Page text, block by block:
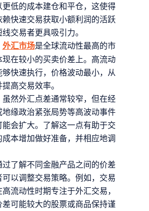
更低的成本建仓和平仓，这使得
快速交易获取小额利润的活跃
交易者更具吸引力。
外汇市场是全球流动性最高的市
在较小的买卖价差上。高流动
快速执行，价格波动最小，从
高交易效率。
虽然外汇点差通常较窄，但在经
缘政治紧张局势等高波动事件
会扩大。了解这一点有助于交
本增加做好准备，并相应地调
过了解不同金融产品之间的价差
可以调整交易策略。例如，交易
流动性时期专注于外汇交易，
差可能较大的股票或商品保持谨